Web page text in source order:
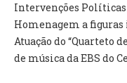
Intervenções
Homenagem a figuras
Atuação do “Quarteto
de música da EBS do